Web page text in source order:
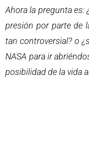
Ahora la pregunta es:
presión por parte de
tan controversial? o
NASA para ir
posibilidad de la vida